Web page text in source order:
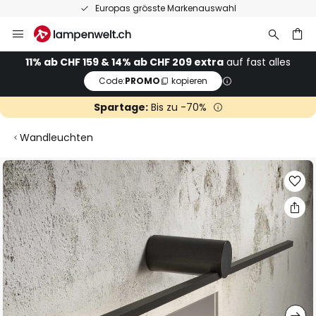
Europas grösste Markenauswahl
Inhalt
springen
11% ab CHF 159 & 14% ab CHF 209 extra auf fast alles
Code:PROMO kopieren
Spartage:Bis zu -70%
Wandleuchten
Zum
Ende
der
Bildgalerie
springen